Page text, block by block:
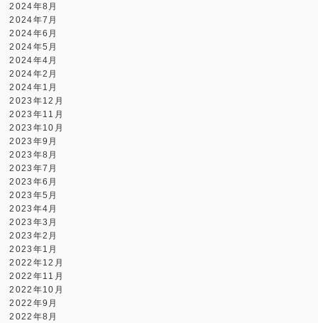
2024年8月
2024年7月
2024年6月
2024年5月
2024年4月
2024年2月
2024年1月
2023年12月
2023年11月
2023年10月
2023年9月
2023年8月
2023年7月
2023年6月
2023年5月
2023年4月
2023年3月
2023年2月
2023年1月
2022年12月
2022年11月
2022年10月
2022年9月
2022年8月